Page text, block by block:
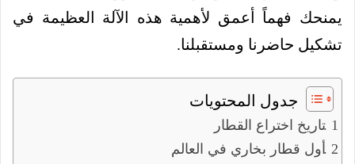
يمنحك فهماً أعمق لأهمية هذه الآلة العظيمة في
تشكيل حاضرنا ومستقبلنا.
جدول المحتويات
تاريخ اختراع القطار
أول قطار بخاري في العالم